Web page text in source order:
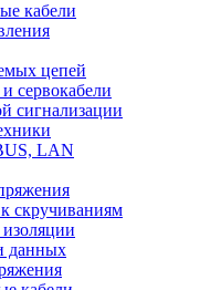
кабели
цепей
сервокабели
сигнализации
LAN
скручиваниям
данных